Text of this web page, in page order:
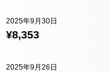
¥8,353
2025年9月30日
2025年9月26日